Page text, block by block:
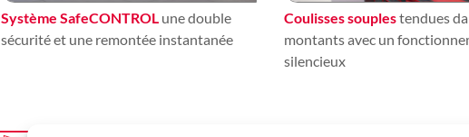
Système SafeCONTROLune double
sécurité et une remontée instantanée
Coulisses souplestendues
montants avec un
silencieux